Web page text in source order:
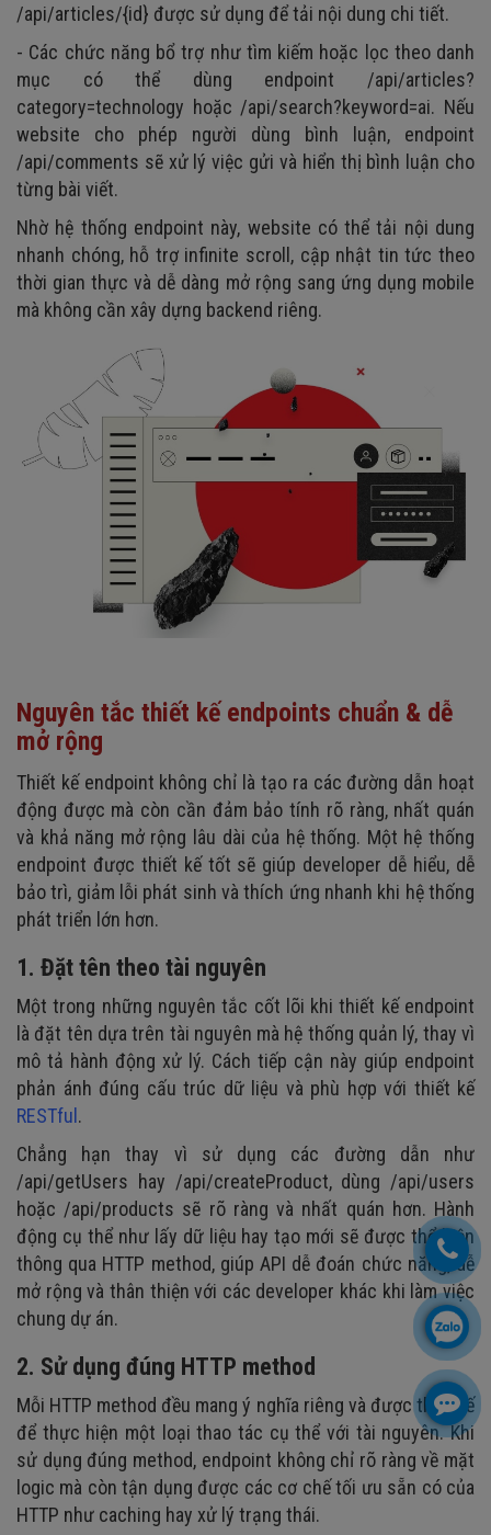
/api/articles/{id} được sử dụng để tải nội dung chi tiết.
- Các chức năng bổ trợ như tìm kiếm hoặc lọc theo danh
mục có thể dùng endpoint /api/articles?
category=technology hoặc /api/search?keyword=ai. Nếu
website cho phép người dùng bình luận, endpoint
/api/comments sẽ xử lý việc gửi và hiển thị bình luận cho
từng bài viết.
Nhờ hệ thống endpoint này, website có thể tải nội dung
nhanh chóng, hỗ trợ infinite scroll, cập nhật tin tức theo
thời gian thực và dễ dàng mở rộng sang ứng dụng mobile
mà không cần xây dựng backend riêng.
Nguyên tắc thiết kế endpoints chuẩn & dễ
mở rộng
Thiết kế endpoint không chỉ là tạo ra các đường dẫn hoạt
động được mà còn cần đảm bảo tính rõ ràng, nhất quán
và khả năng mở rộng lâu dài của hệ thống. Một hệ thống
endpoint được thiết kế tốt sẽ giúp developer dễ hiểu, dễ
bảo trì, giảm lỗi phát sinh và thích ứng nhanh khi hệ thống
phát triển lớn hơn.
1. Đặt tên theo tài nguyên
Một trong những nguyên tắc cốt lõi khi thiết kế endpoint
là đặt tên dựa trên tài nguyên mà hệ thống quản lý, thay vì
mô tả hành động xử lý. Cách tiếp cận này giúp endpoint
phản ánh đúng cấu trúc dữ liệu và phù hợp với thiết kế
RESTful.
Chẳng hạn thay vì sử dụng các đường dẫn như
/api/getUsers hay /api/createProduct, dùng /api/users
hoặc /api/products sẽ rõ ràng và nhất quán hơn. Hành
động cụ thể như lấy dữ liệu hay tạo mới sẽ được thể hiện
thông qua HTTP method, giúp API dễ đoán chức năng, dễ
mở rộng và thân thiện với các developer khác khi làm việc
chung dự án.
2. Sử dụng đúng HTTP method
Mỗi HTTP method đều mang ý nghĩa riêng và được thiết kế
để thực hiện một loại thao tác cụ thể với tài nguyên. Khi
sử dụng đúng method, endpoint không chỉ rõ ràng về mặt
logic mà còn tận dụng được các cơ chế tối ưu sẵn có của
HTTP như caching hay xử lý trạng thái.